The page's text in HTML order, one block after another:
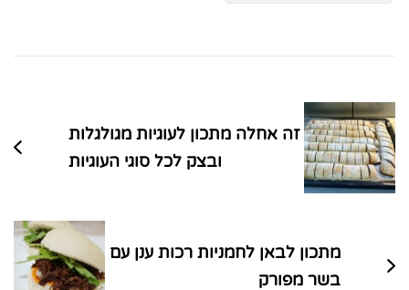
בפוסטים
זה אחלה מתכון לעוגיות מגולגלות
ובצק לכל סוגי העוגיות
מתכון לבאן לחמניות רכות ענן עם
בשר מפורק